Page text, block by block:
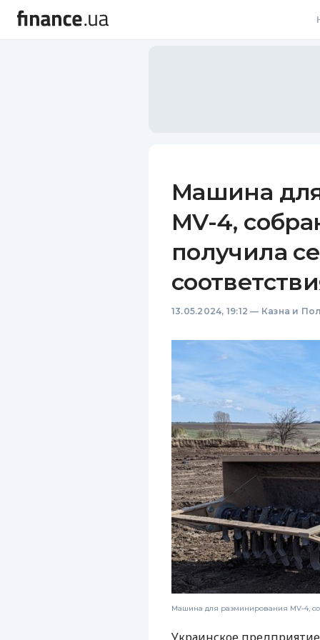
Машина
MV-4,
получила
13.05.2024, 19:12 — Казна и
Машина для разминирования MV-4,
Украинское